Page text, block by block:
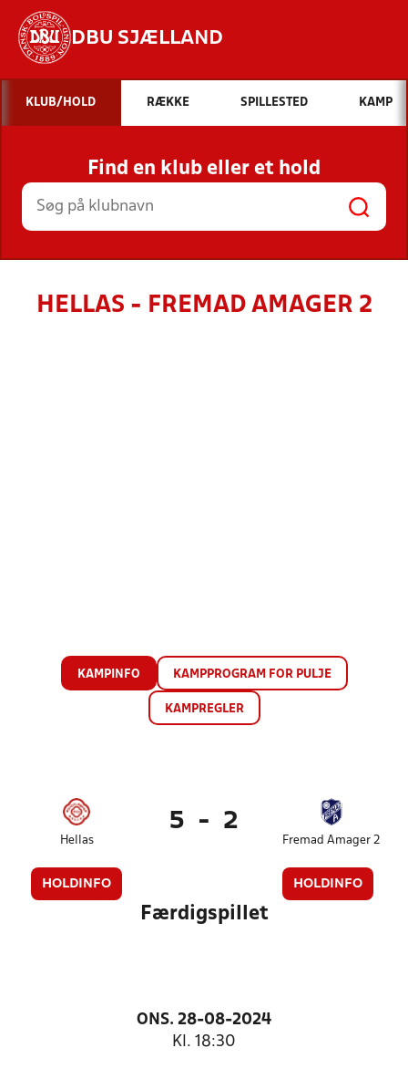
DBU SJÆLLAND
Hvad vil du søge efter?
INDHOLD OG NYHEDER
STILLINGER, RESULTATER, KLUBBER OG
HOLD
KLUB/HOLD RÆKKE SPILLESTED KAMP
Find en klub eller et hold
HELLAS - FREMAD AMAGER 2
KAMPINFO KAMPPROGRAM FOR PULJE
KAMPREGLER
Hellas
HOLDINFO
5 - 2
Fremad Amager 2
HOLDINFO
Færdigspillet
ONS. 28-08-2024
Kl. 18:30